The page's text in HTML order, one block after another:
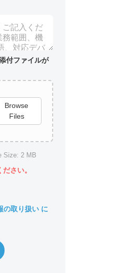
付ファイルが
Browse
Files
Size: 2 MB
さい。
の取り扱い に